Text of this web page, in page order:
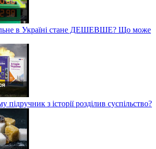
в Україні стане ДЕШЕВШЕ? Що може
з історії розділив суспільство?